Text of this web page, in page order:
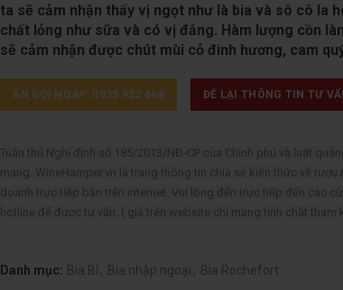
ta sẽ cảm nhận thấy vị ngọt như là bia và sô cô la
chất lỏng như sữa và có vị đắng. Hàm lượng cồn
sẽ cảm nhận được chút mùi cỏ đinh hương, cam
ẤN GỌI NGAY: 0935 922 668 ĐỂ LẠI THÔNG TIN TƯ
Tuân thủ Nghị định số 185/2013/NĐ-CP của Chính phủ và luật
mạng. WineHamper.vn là trang thông tin chia sẻ kiến thức về
doanh trực tiếp bán trên internet. Vui lòng đến trực tiếp đến các
hotline để được tư vấn. ( giá trên website chỉ mang tính chất tham
Danh mục: Bia Bỉ , Bia nhập ngoại , Bia Rochefort